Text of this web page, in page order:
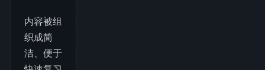
内容被组
织成简
洁、便于